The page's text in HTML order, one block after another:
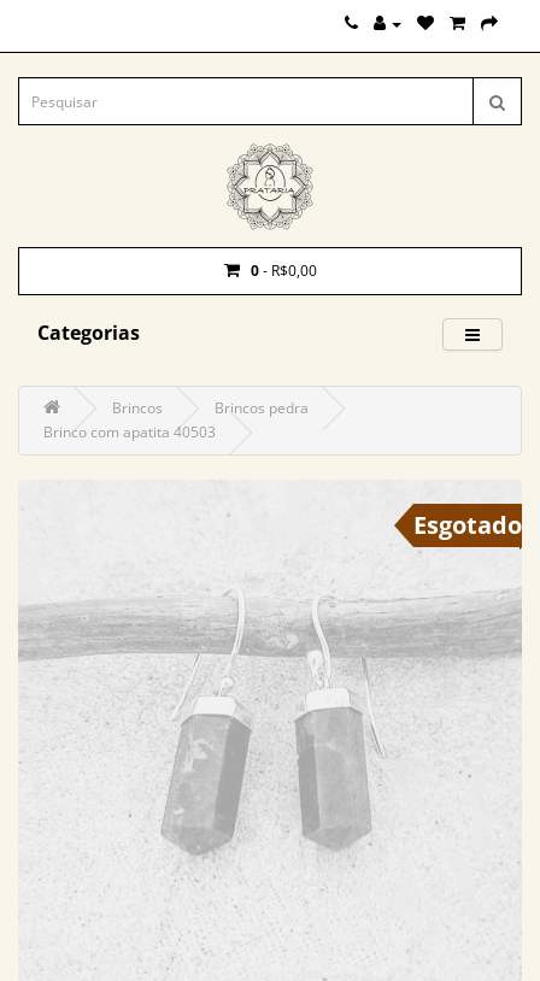
0- R$0,00
Categorias
Brincos
Brincos pedra
Brinco com apatita 40503